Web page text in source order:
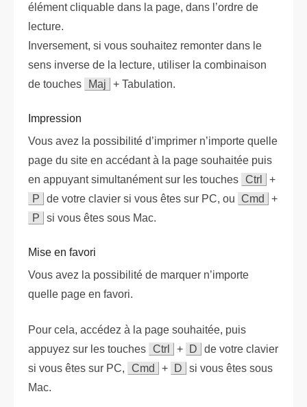
élément cliquable dans la page, dans l’ordre de
lecture.
Inversement, si vous souhaitez remonter dans le
sens inverse de la lecture, utiliser la combinaison
de touches
Maj + Tabulation.
Impression
Vous avez la possibilité d’imprimer n’importe quelle
page du site en accédant à la page souhaitée puis
en appuyant simultanément sur les touches Ctrl
+
P
de votre clavier si vous êtes sur PC, ou Cmd
+
P
si vous êtes sous Mac.
Mise en favori
Vous avez la possibilité de marquer n’importe
quelle page en favori.
Pour cela, accédez à la page souhaitée, puis
appuyez sur les touches Ctrl + D
de votre clavier
si vous êtes sur PC,
Cmd + D
si vous êtes sous
Mac.